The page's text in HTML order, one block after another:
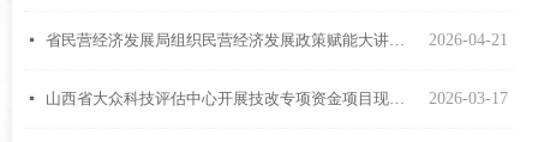
2026-04-21
넷 省民营经济发展局组织民营经济发展政策赋能大讲堂，中心赵伟伟受邀授课
2026-03-17
넷 山西省大众科技评估中心开展技改专项资金项目现场核查